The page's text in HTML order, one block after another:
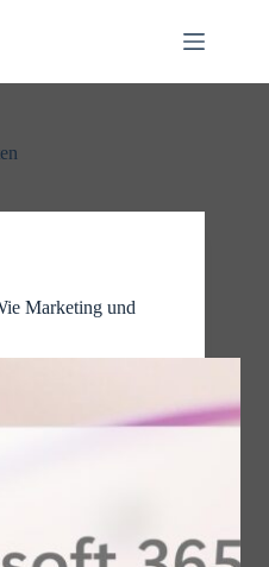
Marketing und